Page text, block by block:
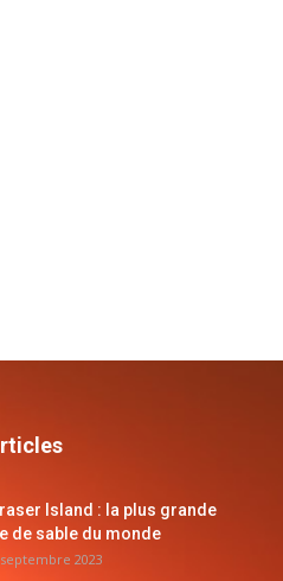
Island : la plus grande
de sable du monde
2023